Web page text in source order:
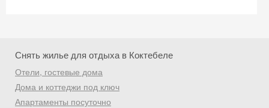
Снять жилье для отдыха в Коктебеле
Отели, гостевые дома
Дома и коттеджи под ключ
Апартаменты посуточно